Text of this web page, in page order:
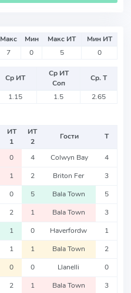
Макс Мин Макс ИТ
Мин ИТ
7 0 5 0
Ср ИТ
Ср ИТ
Соп
Ср. Т
1.15 1.5 2.65
ИТ
1
ИТ
2
Гости Т
0 4 Colwyn Bay 4
1 2 Briton Fer 3
0 5 Bala Town 5
2 1 Bala Town 3
1 0 Haverfordw 1
1 1 Bala Town 2
0 0 Llanelli 0
2 1 Bala Town 3